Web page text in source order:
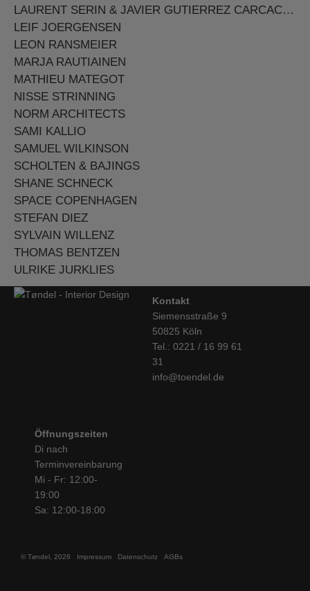
LAURENT SERIN & JAVIER GUTIERREZ CARCACHE
LEIF JOERGENSEN
LEON RANSMEIER
MARJA RAUTIAINEN
MATHIEU MATEGOT
NISSE STRINNING
NORM ARCHITECTS
SAMI KALLIO
SAMUEL WILKINSON
SCHOLTEN & BAJINGS
SHANE SCHNECK
SPACE COPENHAGEN
STEFAN DIEZ
SYLVAIN WILLENZ
THOMAS BENTZEN
ULRIKE JURKLIES
Kontakt
Siemensstraße 9
50825 Köln
Tel.: 0221 / 16 99 61
31
info@toendel.de
Öffnungszeiten
Di nach
Terminvereinbarung
Mi - Fr: 12:00-
19:00
Sa: 12:00-18:00
© Tøndel, 2026 Impressum Datenschutz AGBs